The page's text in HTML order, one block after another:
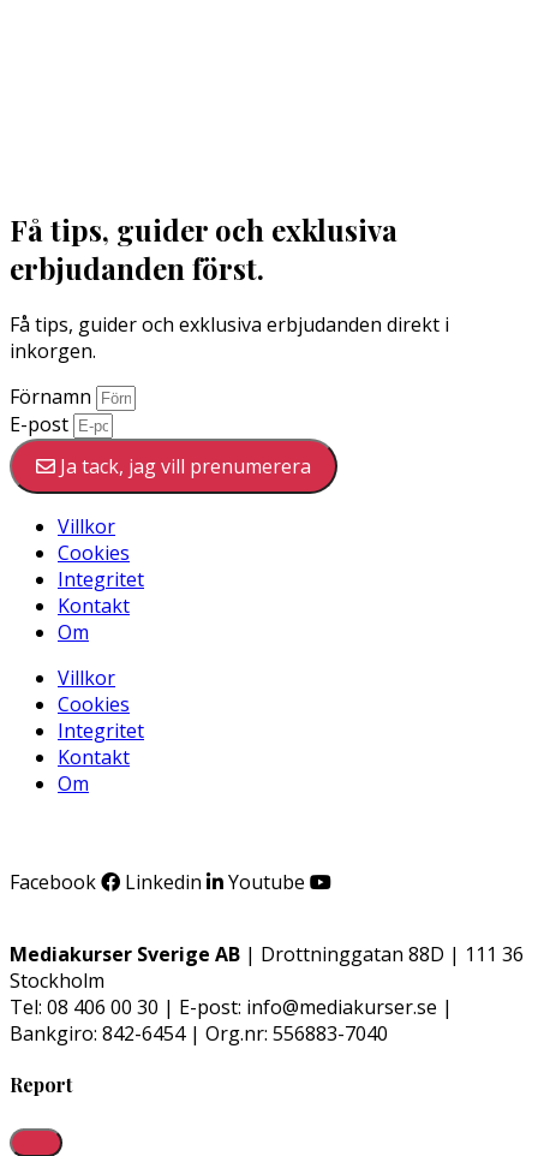
Få tips, guider och exklusiva
erbjudanden först.
Få tips, guider och exklusiva erbjudanden direkt i
inkorgen.
Förnamn
E-post
Ja tack, jag vill prenumerera
Villkor
Cookies
Integritet
Kontakt
Om
Villkor
Cookies
Integritet
Kontakt
Om
Facebook Linkedin Youtube
Mediakurser Sverige AB | Drottninggatan 88D | 111 36
Stockholm
Tel: 08 406 00 30 | E-post: info@mediakurser.se |
Bankgiro: 842-6454 | Org.nr: 556883-7040
Report